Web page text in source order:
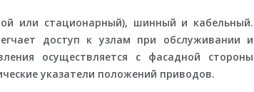
или стационарный), шинный и кабельный.
доступ к узлам при обслуживании и
осуществляется с фасадной стороны
указатели положений приводов.